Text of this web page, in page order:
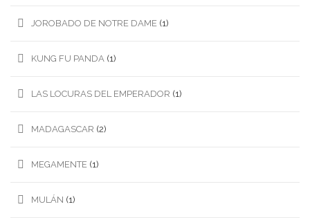
JOROBADO DE NOTRE DAME (1)
KUNG FU PANDA (1)
LAS LOCURAS DEL EMPERADOR (1)
MADAGASCAR (2)
MEGAMENTE (1)
MULÁN (1)